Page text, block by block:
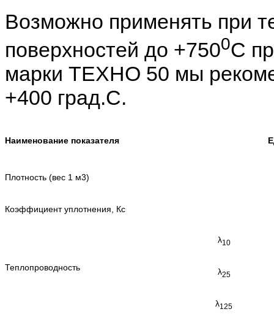
Возможно применять при
поверхностей до +7500С
марки ТЕХНО 50 мы
+400 град.С.
Наименование показателя
Плотность (вес 1 м3)
Коэффициент уплотнения, Кс
Теплопроводность
λ10
λ25
λ125